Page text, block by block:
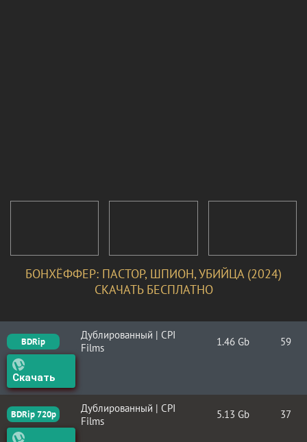
БОНХЁФФЕР: ПАСТОР, ШПИОН, УБИЙЦА (2024)
СКАЧАТЬ БЕСПЛАТНО
BDRip
Дублированный | CPI
Films
1.46 Gb 59
Скачать
BDRip 720p
Дублированный | CPI
Films
5.13 Gb 37